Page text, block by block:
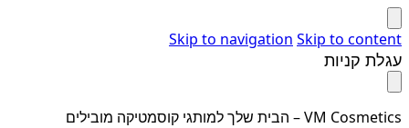
Skip to navigation Skip to content
עגלת קניות
VM Cosmetics – הבית שלך למותגי קוסמטיקה מובילים